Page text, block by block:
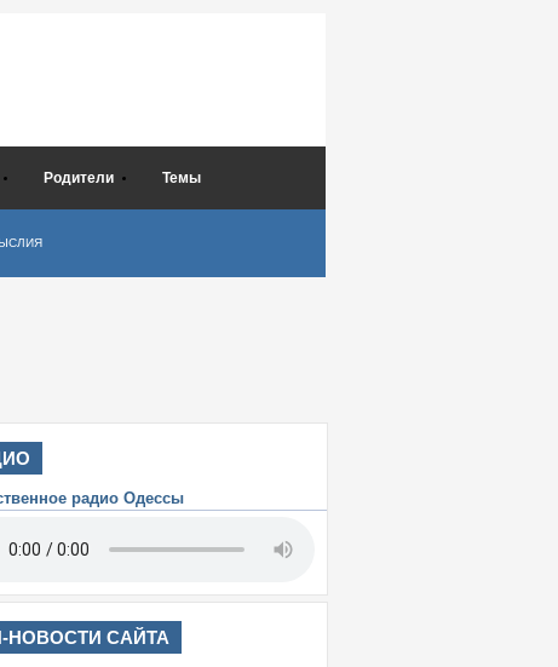
Родители Темы
радио Одессы
НОВОСТИ САЙТА